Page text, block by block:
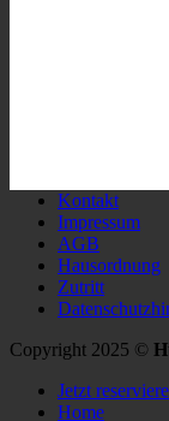
Kontakt
Impressum
AGB
Hausordnung
Zutritt
Copyright 2025 ©
Jetzt
Home